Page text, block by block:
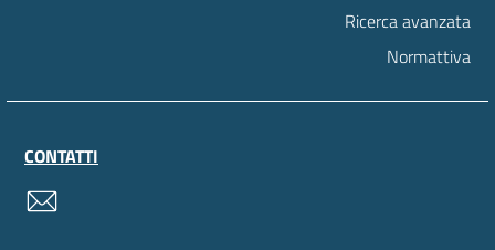
Ricerca avanzata
Normattiva
CONTATTI